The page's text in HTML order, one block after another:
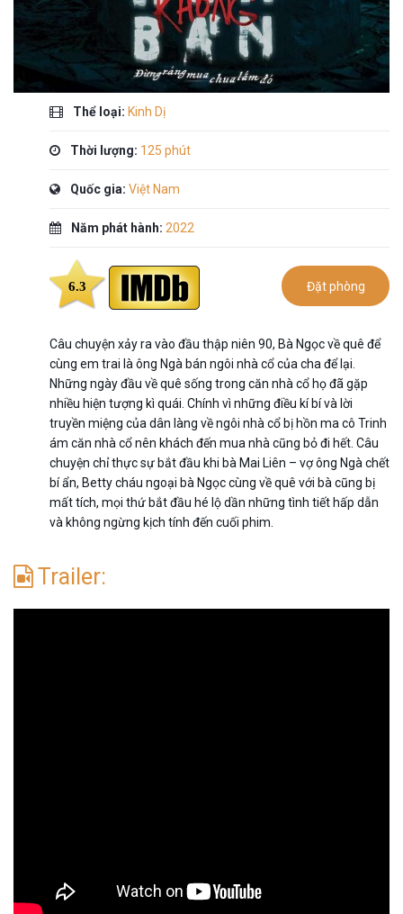
Thể loại: Kinh Dị
Thời lượng: 125 phút
Quốc gia: Việt Nam
Năm phát hành: 2022
6.3 Đặt phòng
Câu chuyện xảy ra vào đầu thập niên 90, Bà Ngọc về quê để
cùng em trai là ông Ngà bán ngôi nhà cổ của cha để lại.
Những ngày đầu về quê sống trong căn nhà cổ họ đã gặp
nhiều hiện tượng kì quái. Chính vì những điều kí bí và lời
truyền miệng của dân làng về ngôi nhà cổ bị hồn ma cô Trinh
ám căn nhà cổ nên khách đến mua nhà cũng bỏ đi hết. Câu
chuyện chỉ thực sự bắt đầu khi bà Mai Liên – vợ ông Ngà chết
bí ẩn, Betty cháu ngoại bà Ngọc cùng về quê với bà cũng bị
mất tích, mọi thứ bắt đầu hé lộ dần những tình tiết hấp dẫn
và không ngừng kịch tính đến cuối phim.
Trailer: